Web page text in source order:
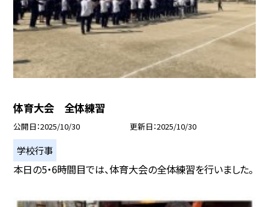
体育大会 全体練習
公開日 2025/10/30 更新日 2025/10/30
学校行事
本日の5・6時間目では、体育大会の全体練習を行いました。